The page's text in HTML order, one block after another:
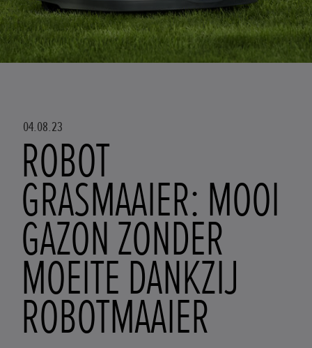
04.08.23
ROBOT
GRASMAAIER: MOOI
GAZON ZONDER
MOEITE DANKZIJ
ROBOTMAAIER